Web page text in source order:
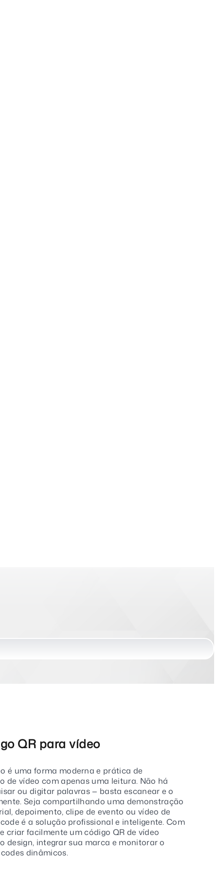
QR para vídeo
é uma forma moderna e prática de
de vídeo com apenas uma leitura. Não há
ou digitar palavras — basta escanear e o
Seja compartilhando uma demonstração
depoimento, clipe de evento ou vídeo de
é a solução profissional e inteligente. Com
criar facilmente um código QR de vídeo
design, integrar sua marca e monitorar o
dinâmicos.